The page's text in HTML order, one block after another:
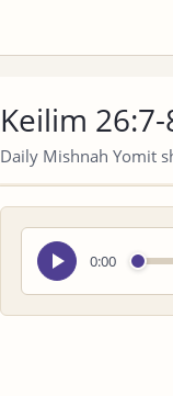
Keilim 26:7-
Daily Mishnah Yomit
0:00
Seek
audio